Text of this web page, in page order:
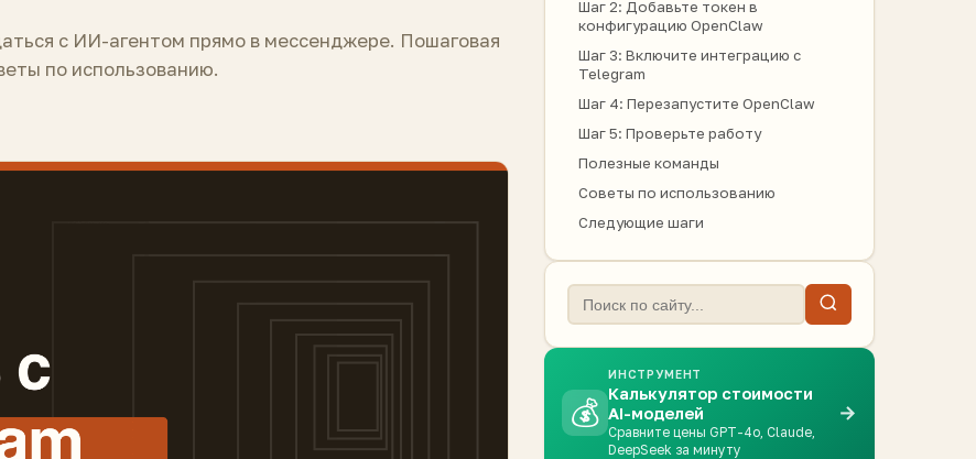
с ИИ-агентом прямо в мессенджере. Пошаговая
по использованию.
Шаг 2: Добавьте токен в
конфигурацию OpenClaw
Шаг 3: Включите интеграцию с
Telegram
Шаг 4: Перезапустите OpenClaw
Шаг 5: Проверьте работу
Полезные команды
Советы по использованию
Следующие шаги
💰
ИНСТРУМЕНТ
Калькулятор стоимости
AI-моделей
Сравните цены GPT-4o, Claude,
DeepSeek за минуту
→